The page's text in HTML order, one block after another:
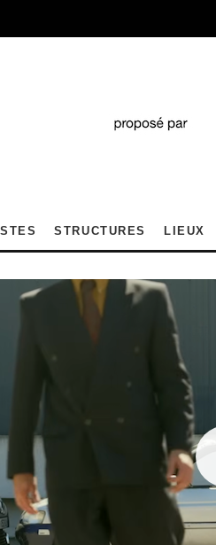
STRUCTURES LIEUX